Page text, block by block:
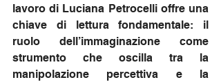
lavoro di Luciana Petrocelli offre una
chiave di lettura fondamentale: il
ruolo dell’immaginazione come
strumento che oscilla tra la
manipolazione percettiva e la